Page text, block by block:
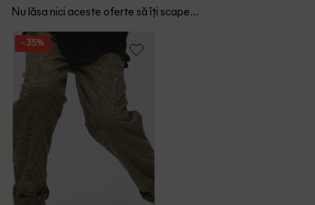
Nu lăsa nici aceste oferte să îți scape...
- 35%